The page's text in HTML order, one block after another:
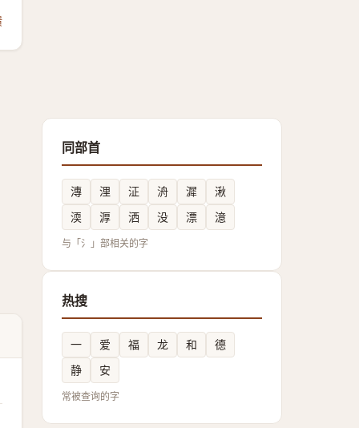
同部首
漙 浬 泟 洀 漽
湫
渜
㴟 洒 没 漂 澺
与「氵」部相关的字
热搜
一 爱 福 龙 和
德
静
安
常被查询的字